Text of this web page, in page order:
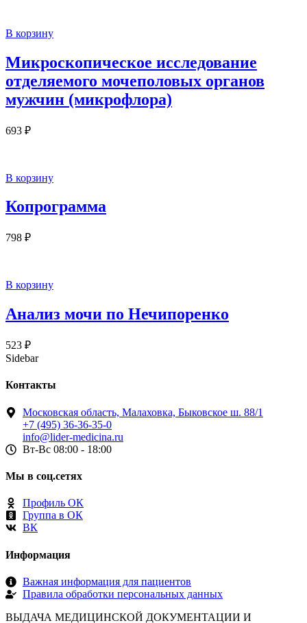
В корзину
Микроскопическое исследование
отделяемого мочеполовых органов
мужчин (микрофлора)
693 ₽
В корзину
Копрограмма
798 ₽
В корзину
Анализ мочи по Нечипоренко
523 ₽
Sidebar
Контакты
Московская область, Малаховка, Быковское ш. 88/1
+7 (495) 36-36-35-0
info@lider-medicina.ru
Вт-Вс 08:00 - 18:00
Мы в соц.сетях
Профиль ОК
Группа в ОК
ВК
Информация
Важная информация для пациентов
Правила обработки персональных данных
ВЫДАЧА МЕДИЦИНСКОЙ ДОКУМЕНТАЦИИ И